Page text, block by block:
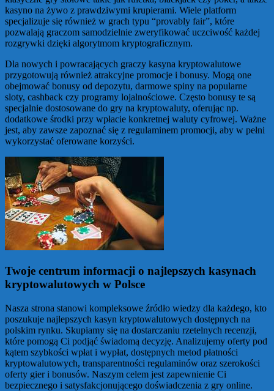
kasyno na żywo z prawdziwymi krupierami. Wiele platform
specjalizuje się również w grach typu “provably fair”, które
pozwalają graczom samodzielnie zweryfikować uczciwość każdej
rozgrywki dzięki algorytmom kryptograficznym.
Dla nowych i powracających graczy kasyna kryptowalutowe
przygotowują również atrakcyjne promocje i bonusy. Mogą one
obejmować bonusy od depozytu, darmowe spiny na popularne
sloty, cashback czy programy lojalnościowe. Często bonusy te są
specjalnie dostosowane do gry na kryptowaluty, oferując np.
dodatkowe środki przy wpłacie konkretnej waluty cyfrowej. Ważne
jest, aby zawsze zapoznać się z regulaminem promocji, aby w pełni
wykorzystać oferowane korzyści.
Twoje centrum informacji o najlepszych kasynach
kryptowalutowych w Polsce
Nasza strona stanowi kompleksowe źródło wiedzy dla każdego, kto
poszukuje najlepszych kasyn kryptowalutowych dostępnych na
polskim rynku. Skupiamy się na dostarczaniu rzetelnych recenzji,
które pomogą Ci podjąć świadomą decyzję. Analizujemy oferty pod
kątem szybkości wpłat i wypłat, dostępnych metod płatności
kryptowalutowych, transparentności regulaminów oraz szerokości
oferty gier i bonusów. Naszym celem jest zapewnienie Ci
bezpiecznego i satysfakcjonującego doświadczenia z gry online.